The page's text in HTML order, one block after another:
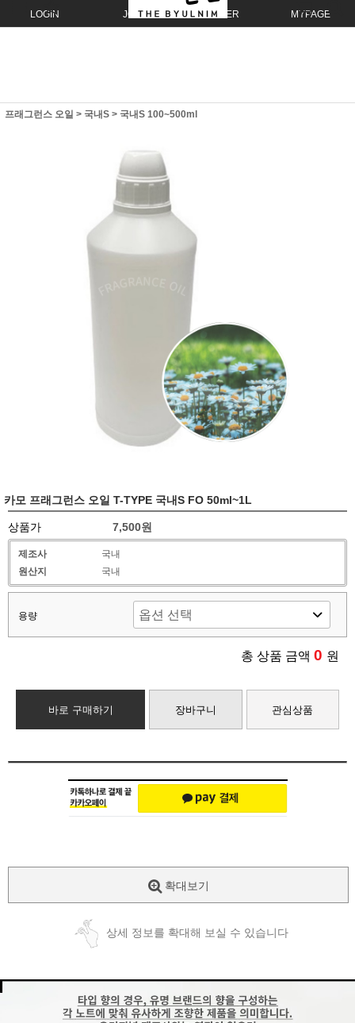
LOGIN JOIN ORDER MYPAGE
프래그런스 오일 > 국내S > 국내S 100~500ml
카모 프래그런스 오일 T-TYPE 국내S FO 50ml~1L
상품가 7,500원
제조사
국내
원산지
국내
용량
총 상품 금액 0 원
바로 구매하기 장바구니 관심상품
확대보기
상세 정보를 확대해 보실 수 있습니다